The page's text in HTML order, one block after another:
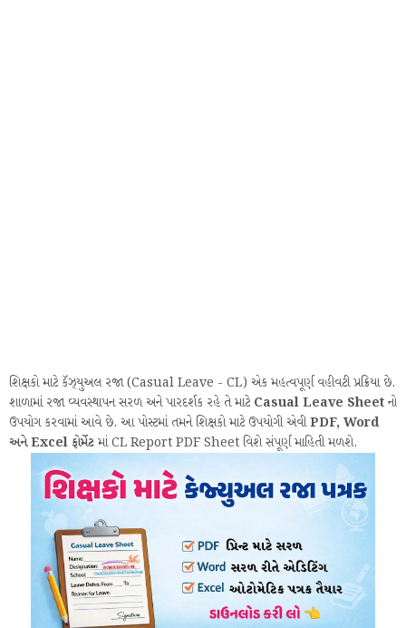
શિક્ષકો માટે કૅઝ્યુઅલ રજા (Casual Leave - CL) એક મહત્વપૂર્ણ વહીવટી પ્રક્રિયા છે.
શાળામાં રજા વ્યવસ્થાપન સરળ અને પારદર્શક રહે તે માટે Casual Leave Sheet નો
ઉપયોગ કરવામાં આવે છે. આ પોસ્ટમાં તમને શિક્ષકો માટે ઉપયોગી એવીPDF, Word
અને Excel ફોર્મેટ માં CL Report PDF Sheet વિશે સંપૂર્ણ માહિતી મળશે.